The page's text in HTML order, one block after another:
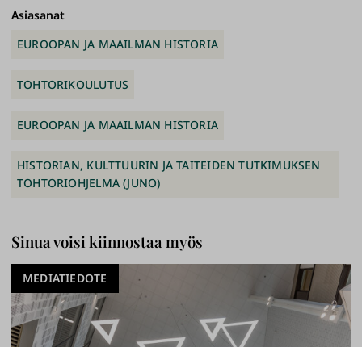
Asiasanat
EUROOPAN JA MAAILMAN HISTORIA
TOHTORIKOULUTUS
EUROOPAN JA MAAILMAN HISTORIA
HISTORIAN, KULTTUURIN JA TAITEIDEN TUTKIMUKSEN
TOHTORIOHJELMA (JUNO)
Sinua voisi kiinnostaa myös
MEDIATIEDOTE